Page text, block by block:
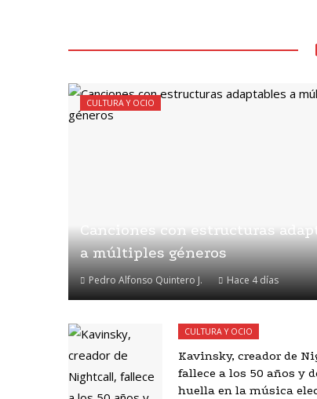
Canciones con estructuras
a múltiples géneros
Pedro Alfonso Quintero J. Hace 4 días
CULTURA Y OCIO
CULTURA Y OCIO
Kavinsky, creador de
fallece a los 50 años y
huella en la música